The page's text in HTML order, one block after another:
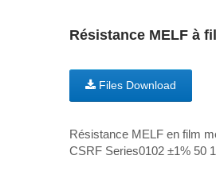
Résistance MELF à
Files Download
Résistance MELF en film
CSRF Series0102 ±1% 50